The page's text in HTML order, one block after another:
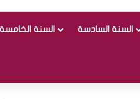
السنة الخامسة السنة السادسة